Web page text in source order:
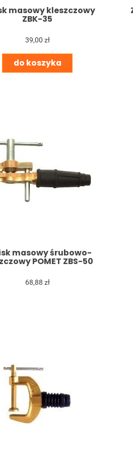
masowy kleszczowy
ZBK-35
39,00 zł
do koszyka
masowy śrubowo-
POMET ZBS-50
68,88 zł